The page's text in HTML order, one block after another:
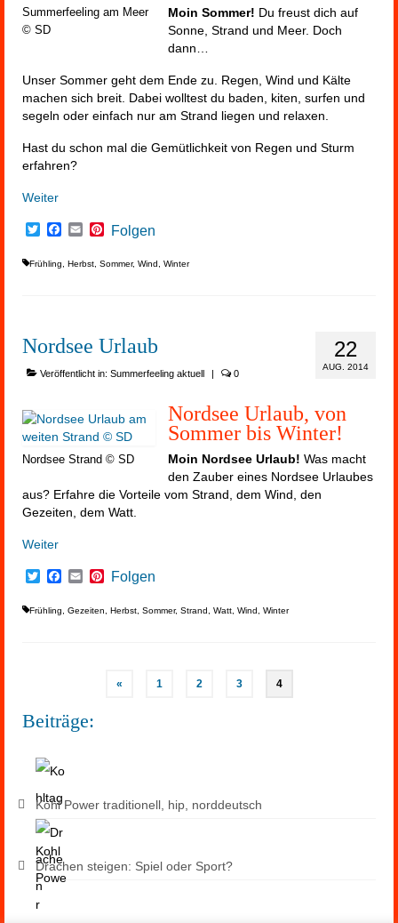
Summerfeeling am Meer
© SD
Moin Sommer! Du freust dich auf
Sonne, Strand und Meer. Doch
dann…
Unser Sommer geht dem Ende zu. Regen, Wind und Kälte
machen sich breit. Dabei wolltest du baden, kiten, surfen und
segeln oder einfach nur am Strand liegen und relaxen.
Hast du schon mal die Gemütlichkeit von Regen und Sturm
erfahren?
Weiter
TwitterFacebook
EmailPinterest
Folgen
Frühling Herbst Sommer, Wind Winter
22
AUG. 2014
Nordsee Urlaub
Veröffentlicht in: Summerfeeling aktuell | 0
Nordsee Strand © SD
Nordsee Urlaub, von
Sommer bis Winter!
Moin Nordsee Urlaub! Was macht
den Zauber eines Nordsee Urlaubes
aus? Erfahre die Vorteile vom Strand, dem Wind, den
Gezeiten, dem Watt.
Weiter
TwitterFacebook
EmailPinterest
Folgen
Frühling Gezeiten Herbst Sommer, Strand Watt Wind Winter
Beiträge
« 1 2 3 4
Beiträge:
Kohl Power traditionell, hip, norddeutsch
Drachen steigen: Spiel oder Sport?